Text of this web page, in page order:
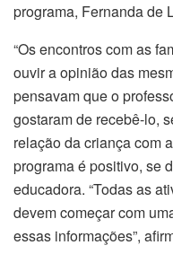
programa, Fernanda de
“Os encontros com as
ouvir a opinião das
pensavam que o
gostaram de recebê-lo,
relação da criança com
programa é positivo, se
educadora. “Todas as
devem começar com
essas informações”,